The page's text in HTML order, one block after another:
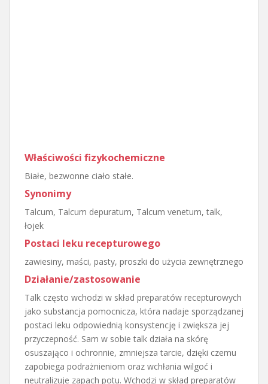
Właściwości fizykochemiczne
Białe, bezwonne ciało stałe.
Synonimy
Talcum, Talcum depuratum, Talcum venetum, talk,
łojek
Postaci leku recepturowego
zawiesiny, maści, pasty, proszki do użycia zewnętrznego
Działanie/zastosowanie
Talk często wchodzi w skład preparatów recepturowych
jako substancja pomocnicza, która nadaje sporządzanej
postaci leku odpowiednią konsystencję i zwiększa jej
przyczepność. Sam w sobie talk działa na skórę
osuszająco i ochronnie, zmniejsza tarcie, dzięki czemu
zapobiega podrażnieniom oraz wchłania wilgoć i
neutralizuje zapach potu. Wchodzi w skład preparatów